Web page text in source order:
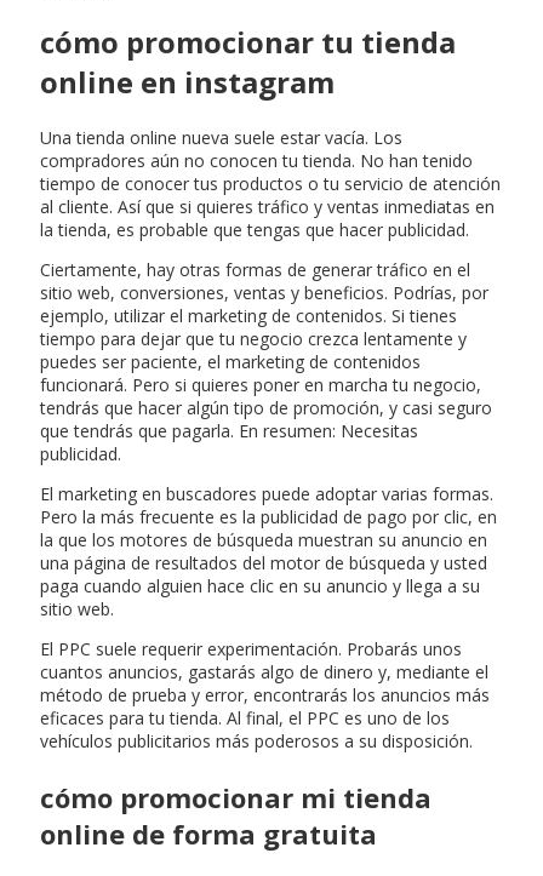
cómo promocionar tu tienda
online en instagram
Una tienda online nueva suele estar vacía. Los
compradores aún no conocen tu tienda. No han tenido
tiempo de conocer tus productos o tu servicio de atención
al cliente. Así que si quieres tráfico y ventas inmediatas en
la tienda, es probable que tengas que hacer publicidad.
Ciertamente, hay otras formas de generar tráfico en el
sitio web, conversiones, ventas y beneficios. Podrías, por
ejemplo, utilizar el marketing de contenidos. Si tienes
tiempo para dejar que tu negocio crezca lentamente y
puedes ser paciente, el marketing de contenidos
funcionará. Pero si quieres poner en marcha tu negocio,
tendrás que hacer algún tipo de promoción, y casi seguro
que tendrás que pagarla. En resumen: Necesitas
publicidad.
El marketing en buscadores puede adoptar varias formas.
Pero la más frecuente es la publicidad de pago por clic, en
la que los motores de búsqueda muestran su anuncio en
una página de resultados del motor de búsqueda y usted
paga cuando alguien hace clic en su anuncio y llega a su
sitio web.
El PPC suele requerir experimentación. Probarás unos
cuantos anuncios, gastarás algo de dinero y, mediante el
método de prueba y error, encontrarás los anuncios más
eficaces para tu tienda. Al final, el PPC es uno de los
vehículos publicitarios más poderosos a su disposición.
cómo promocionar mi tienda
online de forma gratuita